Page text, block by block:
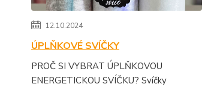
12.10.2024
ÚPLŇKOVÉ SVÍČKY
PROČ SI VYBRAT ÚPLŇKOVOU
ENERGETICKOU SVÍČKU? Svíčky